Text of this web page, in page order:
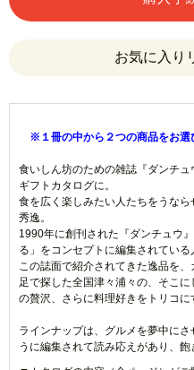
※１冊の中から２つの商品をお選
食いしん坊のための雑誌『ダンチ
ギフトカタログに。
食を広く楽しみたい人たちをうな
秀逸。
1990年に創刊された『ダンチュウ
る」をコンセプトに編集されている
この誌面で紹介されてきた逸品を、
足で探した全国津々浦々の、そこ
の贅沢、さらに料理好きをトリコに
ラインナップは、グルメを夢中に
うに編集されて読み応えがあり、飽